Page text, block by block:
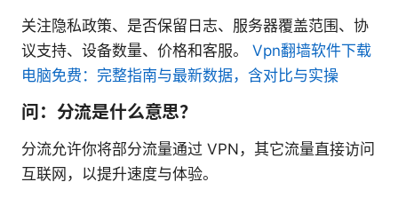
关注隐私政策、是否保留日志、服务器覆盖范围、协
议支持、设备数量、价格和客服。 Vpn翻墙软件下载
电脑免费：完整指南与最新数据，含对比与实操
问：分流是什么意思？
分流允许你将部分流量通过 VPN，其它流量直接访问
互联网，以提升速度与体验。